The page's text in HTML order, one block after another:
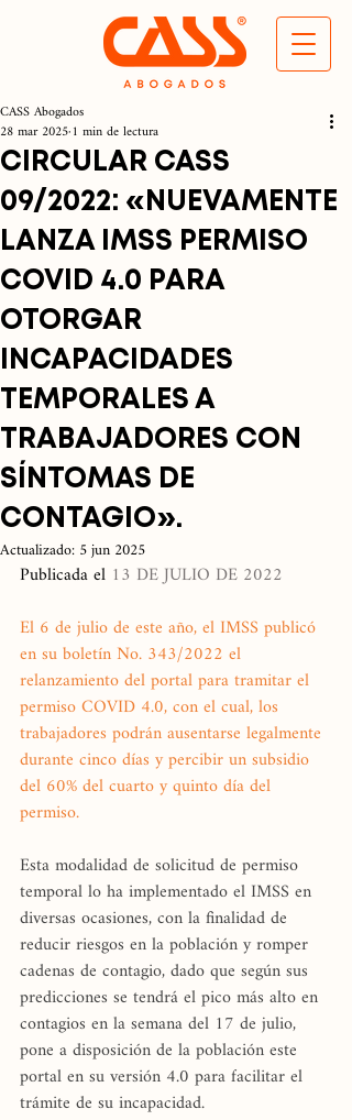
CIRCULAR CASS
09/2022: «NUEVAMENTE
LANZA IMSS PERMISO
COVID 4.0 PARA
OTORGAR
INCAPACIDADES
TEMPORALES A
TRABAJADORES CON
SÍNTOMAS DE
CONTAGIO».
CASS Abogados
28 mar 2025 1 min de lectura
Actualizado: 5 jun 2025
Publicada el 13 DE JULIO DE 2022
El 6 de julio de este año, el IMSS publicó
en su boletín No. 343/2022 el
relanzamiento del portal para tramitar el
permiso COVID 4.0, con el cual, los
trabajadores podrán ausentarse legalmente
durante cinco días y percibir un subsidio
del 60% del cuarto y quinto día del
permiso.
Esta modalidad de solicitud de permiso
temporal lo ha implementado el IMSS en
diversas ocasiones, con la finalidad de
reducir riesgos en la población y romper
cadenas de contagio, dado que según sus
predicciones se tendrá el pico más alto en
contagios en la semana del 17 de julio,
pone a disposición de la población este
portal en su versión 4.0 para facilitar el
trámite de su incapacidad.